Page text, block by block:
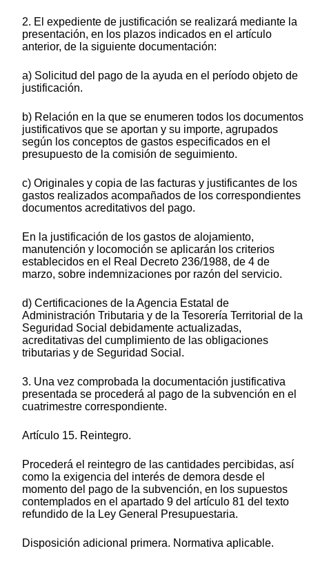
2. El expediente de justificación se realizará mediante la
presentación, en los plazos indicados en el artículo
anterior, de la siguiente documentación:
a) Solicitud del pago de la ayuda en el período objeto de
justificación.
b) Relación en la que se enumeren todos los documentos
justificativos que se aportan y su importe, agrupados
según los conceptos de gastos especificados en el
presupuesto de la comisión de seguimiento.
c) Originales y copia de las facturas y justificantes de los
gastos realizados acompañados de los correspondientes
documentos acreditativos del pago.
En la justificación de los gastos de alojamiento,
manutención y locomoción se aplicarán los criterios
establecidos en el Real Decreto 236/1988, de 4 de
marzo, sobre indemnizaciones por razón del servicio.
d) Certificaciones de la Agencia Estatal de
Administración Tributaria y de la Tesorería Territorial de la
Seguridad Social debidamente actualizadas,
acreditativas del cumplimiento de las obligaciones
tributarias y de Seguridad Social.
3. Una vez comprobada la documentación justificativa
presentada se procederá al pago de la subvención en el
cuatrimestre correspondiente.
Artículo 15. Reintegro.
Procederá el reintegro de las cantidades percibidas, así
como la exigencia del interés de demora desde el
momento del pago de la subvención, en los supuestos
contemplados en el apartado 9 del artículo 81 del texto
refundido de la Ley General Presupuestaria.
Disposición adicional primera. Normativa aplicable.